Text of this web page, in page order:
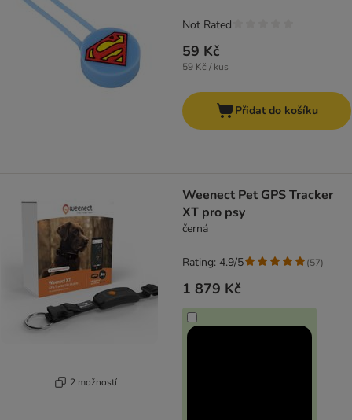
59 Kč
59 Kč / kus
Not Rated
Přidat do košíku
2 možností
Weenect Pet GPS Tracker
XT pro psy
černá
1 879 Kč
Rating: 4.9/5 (57)